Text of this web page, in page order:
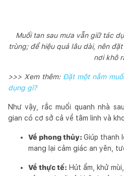
Muối tan sau mưa vẫn giữ tác
trùng; để hiệu quả lâu dài, nên
nơi khô
>>> Xem thêm: Đặt một nắm
dụng gì?
Như vậy, rắc muối quanh nhà
gian có cơ sở cả về tâm linh và
Về phong thủy: Giúp thanh
mang lại cảm giác an yên,
Về thực tế: Hút ẩm, khử